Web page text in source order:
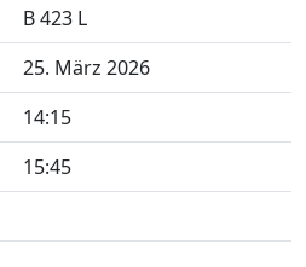
B 423 L
25. März 2026
14:15
15:45